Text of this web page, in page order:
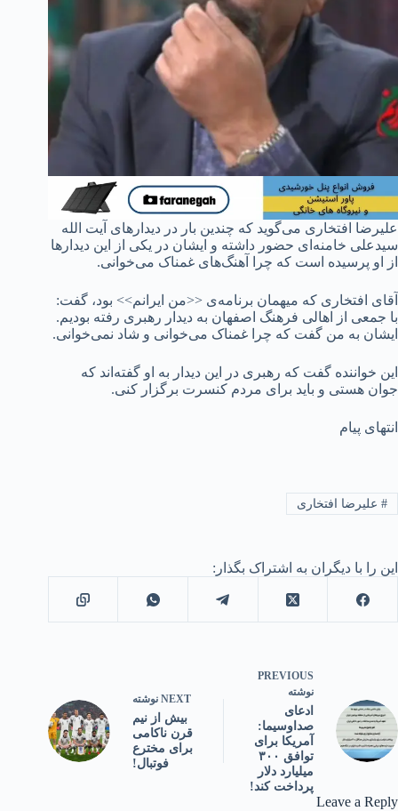
علیرضا افتخاری می‌گوید که چندین بار در دیدارهای آیت الله
سیدعلی خامنه‌ای حضور داشته و ایشان در یکی از این دیدارها
از او پرسیده است که چرا آهنگ‌های غمناک می‌خوانی.
آقای افتخاری که میهمان برنامه‌ی <<من ایرانم>> بود، گفت:
با جمعی از اهالی فرهنگ اصفهان به دیدار رهبری رفته بودیم.
ایشان به من گفت که چرا غمناک می‌خوانی و شاد نمی‌خوانی.
این خواننده گفت که رهبری در این دیدار به او گفته‌اند که
جوان هستی و باید برای مردم کنسرت برگزار کنی.
انتهای پیام
#علیرضا افتخاری
این را با دیگران به اشتراک بگذار:
PREVIOUS
نوشته
ادعای
صداوسیما:
آمریکا برای
توافق ۳۰۰
میلیارد دلار
پرداخت کند!
NEXT نوشته
بیش از نیم‌
قرن ناکامی
برای مخترع
فوتبال!
Leave a Reply